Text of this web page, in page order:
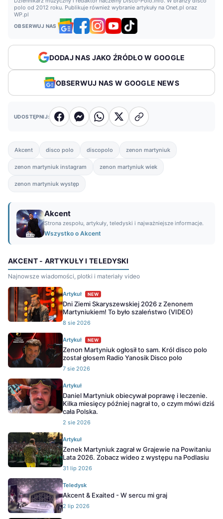
polo od 2012 roku. Publikuje również wybranie artykuły na Onet.pl oraz
WP.pl
OBSERWUJ NAS
DODAJ NAS JAKO ŹRÓDŁO W GOOGLE
OBSERWUJ NAS W GOOGLE NEWS
UDOSTĘPNIJ:
Akcent disco polo discopolo zenon martyniuk
zenon martyniuk instagram zenon martyniuk wiek
zenon martyniuk występ
Akcent
Strona zespołu, artykuły, teledyski i najważniejsze informacje.
Wszystko o Akcent
AKCENT - ARTYKUŁY I TELEDYSKI
Najnowsze wiadomości, plotki i materiały video
Artykuł NEW
Dni Ziemi Skaryszewskiej 2026 z Zenonem
Martyniukiem! To było szaleństwo (VIDEO)
8 sie 2026
Artykuł NEW
Zenon Martyniuk ogłosił to sam. Król disco polo
został głosem Radio Yanosik Disco polo
7 sie 2026
Artykuł
Daniel Martyniuk obiecywał poprawę i leczenie.
Kilka miesięcy później nagrał to, o czym mówi dziś
cała Polska.
2 sie 2026
Artykuł
Zenek Martyniuk zagrał w Grajewie na Powitaniu
Lata 2026. Zobacz wideo z występu na Podlasiu
31 lip 2026
Teledysk
Akcent & Exaited - W sercu mi graj
2 lip 2026